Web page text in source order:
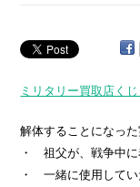
ミリタリー買取店く
解体することになっ
・ 祖父が、戦争中に
・ 一緒に使用してい